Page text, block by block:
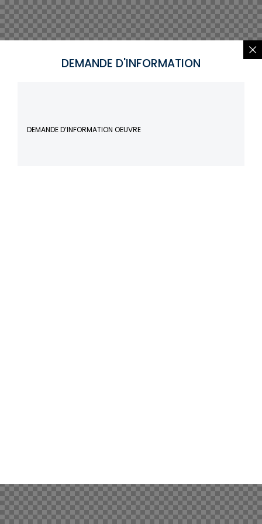
DEMANDE D'INFORMATION
DEMANDE D’INFORMATION OEUVRE